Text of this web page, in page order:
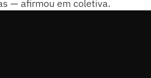
— afirmou em coletiva.